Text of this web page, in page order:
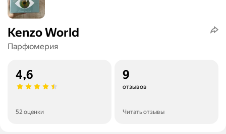
Kenzo World
Парфюмерия
4,6
52 оценки
9
отзывов
Читать отзывы